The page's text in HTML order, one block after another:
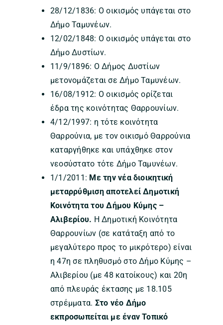
28/12/1836: Ο οικισμός υπάγεται στο
Δήμο Ταμυνέων.
12/02/1848: Ο οικισμός υπάγεται στο
Δήμο Δυστίων.
11/9/1896: Ο Δήμος Δυστίων
μετονομάζεται σε Δήμο Ταμυνέων.
16/08/1912: Ο οικισμός ορίζεται
έδρα της κοινότητας Θαρρουνίων.
4/12/1997: η τότε κοινότητα
Θαρρούνια, με τον οικισμό Θαρρούνια
καταργήθηκε και υπάχθηκε στον
νεοσύστατο τότε Δήμο Ταμυνέων.
1/1/2011: Με την νέα διοικητική
μεταρρύθμιση αποτελεί Δημοτική
Κοινότητα του Δήμου Κύμης –
Αλιβερίου. Η Δημοτική Κοινότητα
Θαρρουνίων (σε κατάταξη από το
μεγαλύτερο προς το μικρότερο) είναι
η 47η σε πληθυσμό στο Δήμο Κύμης –
Αλιβερίου (με 48 κατοίκους) και 20η
από πλευράς έκτασης με 18.105
στρέμματα. Στο νέο Δήμο
εκπροσωπείται με έναν Τοπικό